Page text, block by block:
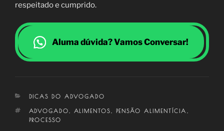
respeitado e cumprido.
Aluma dúvida? Vamos Conversar!
CATEGORIAS
DICAS DO ADVOGADO
TAGS
ADVOGADO ALIMENTOS PENSÃO ALIMENTÍCIA
PROCESSO